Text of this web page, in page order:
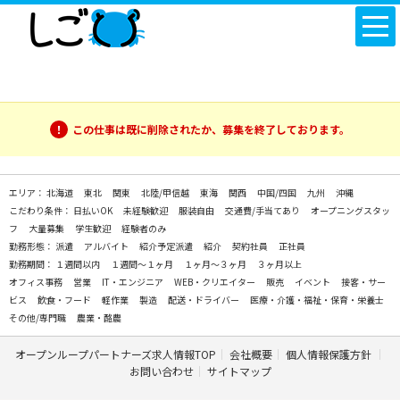
この仕事は既に削除されたか、募集を終了しております。
エリア： 北海道 東北 関東 北陸/甲信越 東海 関西 中国/四国 九州
沖縄
こだわり条件： 日払いOK 未経験歓迎 服装自由 交通費/手当てあり
オープニングスタッ
フ
大量募集 学生歓迎
経験者のみ
勤務形態： 派遣 アルバイト 紹介予定派遣 紹介 契約社員
正社員
勤務期間： １週間以内 １週間～１ヶ月 １ヶ月～３ヶ月
３ヶ月以上
オフィス事務
営業 IT・エンジニア WEB・クリエイター 販売 イベント
接客・サー
ビス
飲食・フード 軽作業 製造 配送・ドライバー
医療・介護・福祉・保育・栄養士
その他/専門職
農業・酪農
オープンループパートナーズ求人情報TOP 会社概要
個人情報保護方針
お問い合わせ
サイトマップ